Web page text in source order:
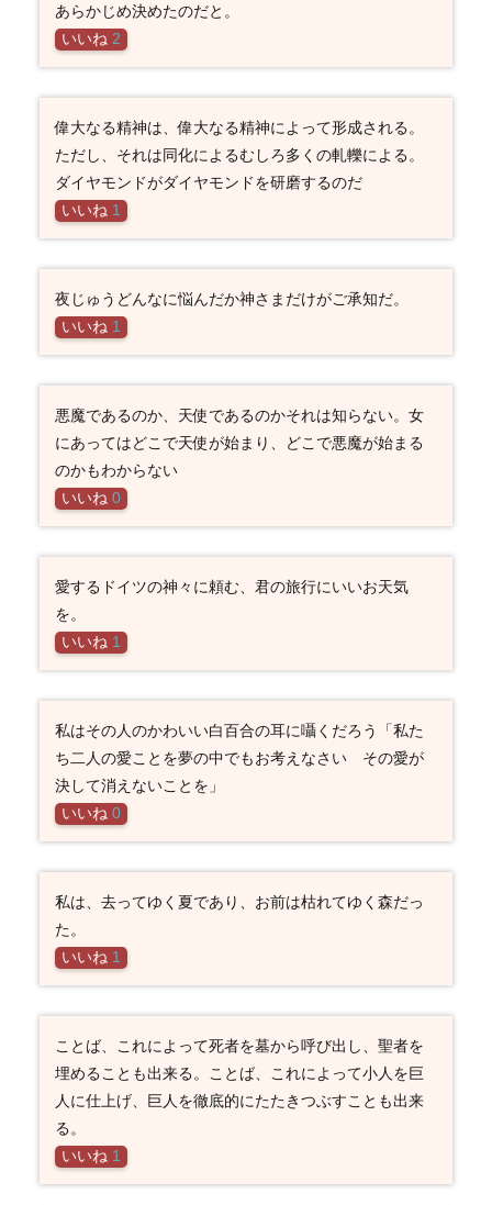
あらかじめ決めたのだと。
いいね 2
偉大なる精神は、偉大なる精神によって形成される。
ただし、それは同化によるむしろ多くの軋轢による。
ダイヤモンドがダイヤモンドを研磨するのだ
いいね 1
夜じゅうどんなに悩んだか神さまだけがご承知だ。
いいね 1
悪魔であるのか、天使であるのかそれは知らない。女
にあってはどこで天使が始まり、どこで悪魔が始まる
のかもわからない
いいね 0
愛するドイツの神々に頼む、君の旅行にいいお天気
を。
いいね 1
私はその人のかわいい白百合の耳に囁くだろう「私た
ち二人の愛ことを夢の中でもお考えなさい その愛が
決して消えないことを」
いいね 0
私は、去ってゆく夏であり、お前は枯れてゆく森だっ
た。
いいね 1
ことば、これによって死者を墓から呼び出し、聖者を
埋めることも出来る。ことば、これによって小人を巨
人に仕上げ、巨人を徹底的にたたきつぶすことも出来
る。
いいね 1